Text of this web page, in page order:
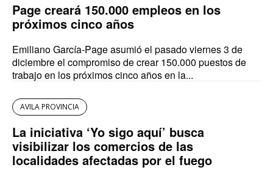
Page creará 150.000 empleos en los
próximos cinco años
Emiliano García-Page asumió el pasado viernes 3 de
diciembre el compromiso de crear 150.000 puestos de
trabajo en los próximos cinco años en la...
AVILA PROVINCIA
La iniciativa ‘Yo sigo aquí’ busca
visibilizar los comercios de las
localidades afectadas por el fuego